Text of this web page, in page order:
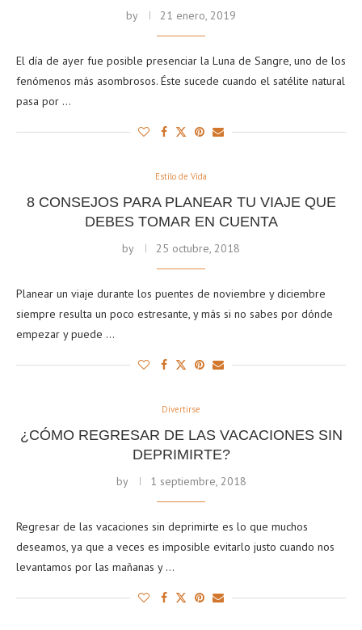
by 21 enero, 2019
El día de ayer fue posible presenciar la Luna de Sangre, uno de los
fenómenos más asombrosos. Éste sucede cuando el satélite natural
pasa por …
Estilo de Vida
8 CONSEJOS PARA PLANEAR TU VIAJE QUE
DEBES TOMAR EN CUENTA
by 25 octubre, 2018
Planear un viaje durante los puentes de noviembre y diciembre
siempre resulta un poco estresante, y más si no sabes por dónde
empezar y puede …
Divertirse
¿CÓMO REGRESAR DE LAS VACACIONES SIN
DEPRIMIRTE?
by 1 septiembre, 2018
Regresar de las vacaciones sin deprimirte es lo que muchos
deseamos, ya que a veces es imposible evitarlo justo cuando nos
levantamos por las mañanas y …